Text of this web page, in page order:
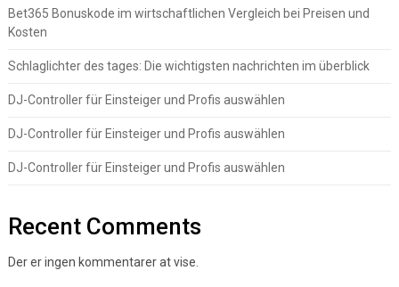
Bet365 Bonuskode im wirtschaftlichen Vergleich bei Preisen und
Kosten
Schlaglichter des tages: Die wichtigsten nachrichten im überblick
DJ-Controller für Einsteiger und Profis auswählen
DJ-Controller für Einsteiger und Profis auswählen
DJ-Controller für Einsteiger und Profis auswählen
Recent Comments
Der er ingen kommentarer at vise.